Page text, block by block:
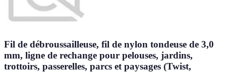
Fil de débroussailleuse, fil de nylon tondeuse de 3,0
mm, ligne de rechange pour pelouses, jardins,
trottoirs, passerelles, parcs et paysages (Twist,